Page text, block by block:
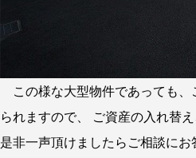
この様な大型物件であっても、
られますので、 ご資産の入れ替
是非一声頂けましたらご相談に